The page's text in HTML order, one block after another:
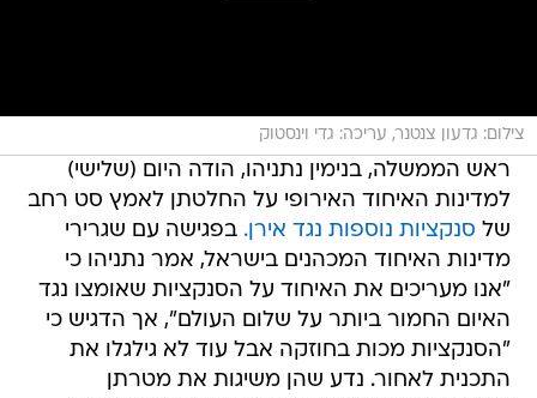
צילום: גדעון צנטנר, עריכה: גדי וינסטוק
ראש הממשלה, בנימין נתניהו, הודה היום (שלישי)
למדינות האיחוד האירופי על החלטתן לאמץ סט רחב
של סנקציות נוספות נגד אירן. בפגישה עם שגרירי
מדינות האיחוד המכהנים בישראל, אמר נתניהו כי
"אנו מעריכים את האיחוד על הסנקציות שאומצו נגד
האיום החמור ביותר על שלום העולם", אך הדגיש כי
"הסנקציות מכות בחוזקה אבל עוד לא גילגלו את
התכנית לאחור. נדע שהן משיגות את מטרתן